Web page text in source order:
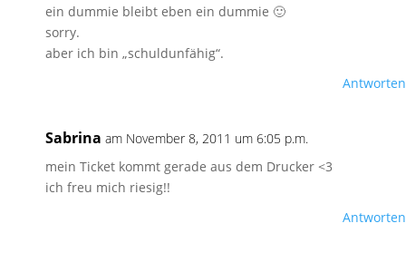
ein dummie bleibt eben ein dummie 🙂
sorry.
aber ich bin „schuldunfähig“.
Antworten
Sabrina am November 8, 2011 um 6:05 p.m.
mein Ticket kommt gerade aus dem Drucker <3
ich freu mich riesig!!
Antworten